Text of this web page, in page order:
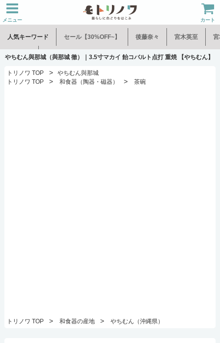
メニュー カート
人気キーワード セール【30%OFF~】 後藤奈々 宮木英至 宮
水谷和音 児玉修治
やちむん與那城（與那城 徹）｜3.5寸マカイ 飴コバルト点打 重焼 【やちむん】
トリノワ TOP >
やちむん與那城
トリノワ TOP
> 和食器（陶器・磁器） > 茶碗
トリノワ TOP > 和食器の産地 > やちむん（沖縄県）